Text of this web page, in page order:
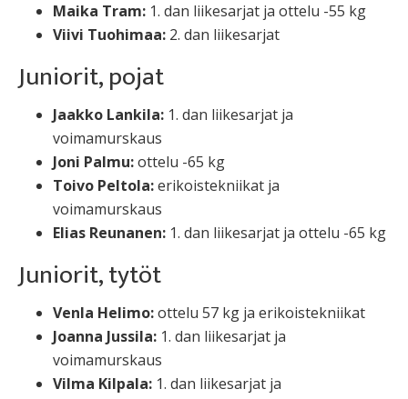
Maika Tram: 1. dan liikesarjat ja ottelu -55 kg
Viivi Tuohimaa: 2. dan liikesarjat
Juniorit, pojat
Jaakko Lankila: 1. dan liikesarjat ja
voimamurskaus
Joni Palmu:ottelu -65 kg
Toivo Peltola:erikoistekniikat ja
voimamurskaus
Elias Reunanen: 1. dan liikesarjat ja ottelu -65 kg
Juniorit, tytöt
Venla Helimo:ottelu 57 kg ja erikoistekniikat
Joanna Jussila: 1. dan liikesarjat ja
voimamurskaus
Vilma Kilpala: 1. dan liikesarjat ja